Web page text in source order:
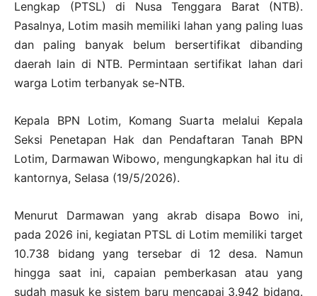
Lengkap (PTSL) di Nusa Tenggara Barat (NTB).
Pasalnya, Lotim masih memiliki lahan yang paling luas
dan paling banyak belum bersertifikat dibanding
daerah lain di NTB. Permintaan sertifikat lahan dari
warga Lotim terbanyak se-NTB.
Kepala BPN Lotim, Komang Suarta melalui Kepala
Seksi Penetapan Hak dan Pendaftaran Tanah BPN
Lotim, Darmawan Wibowo, mengungkapkan hal itu di
kantornya, Selasa (19/5/2026).
Menurut Darmawan yang akrab disapa Bowo ini,
pada 2026 ini, kegiatan PTSL di Lotim memiliki target
10.738 bidang yang tersebar di 12 desa. Namun
hingga saat ini, capaian pemberkasan atau yang
sudah masuk ke sistem baru mencapai 3.942 bidang.